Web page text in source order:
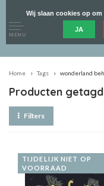
MENU
Home Tags wonderland
Producten
Filters
TIJDELIJK NIET OP
VOORRAAD
Wij slaan cookies op
JA